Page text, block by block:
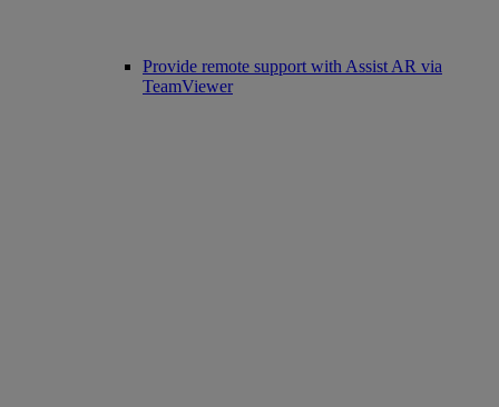
Provide remote support with Assist AR via
TeamViewer